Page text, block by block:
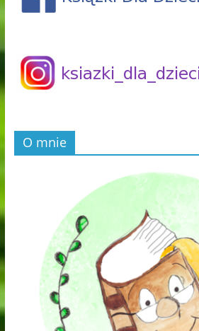
O mnie